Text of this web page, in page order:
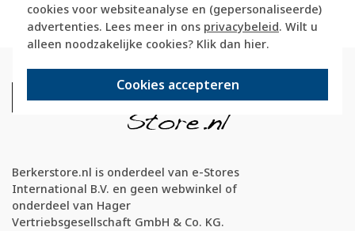
cookies voor websiteanalyse en (gepersonaliseerde)
advertenties. Lees meer in ons privacybeleid. Wilt u
alleen noodzakelijke cookies? Klik dan hier.
Cookies accepteren
voor 21u besteld, morgen in huis*
Berkerstore.nl is onderdeel van e-Stores
International B.V. en geen webwinkel of
onderdeel van Hager
Vertriebsgesellschaft GmbH & Co. KG.